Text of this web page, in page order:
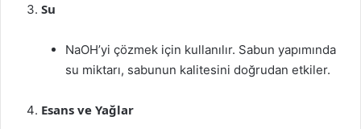
Su
NaOH’yi çözmek için kullanılır. Sabun yapımında
su miktarı, sabunun kalitesini doğrudan etkiler.
Esans ve Yağlar